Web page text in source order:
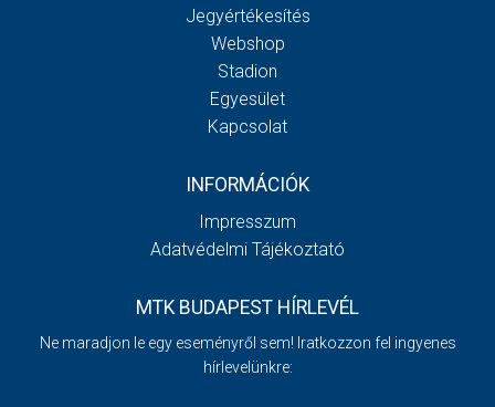
Jegyértékesítés
Webshop
Stadion
Egyesület
Kapcsolat
INFORMÁCIÓK
Impresszum
Adatvédelmi Tájékoztató
MTK BUDAPEST HÍRLEVÉL
Ne maradjon le egy eseményről sem! Iratkozzon fel ingyenes
hírlevelünkre: